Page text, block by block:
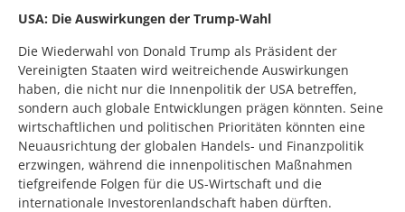
USA: Die Auswirkungen der Trump-Wahl
Die Wiederwahl von Donald Trump als Präsident der
Vereinigten Staaten wird weitreichende Auswirkungen
haben, die nicht nur die Innenpolitik der USA betreffen,
sondern auch globale Entwicklungen prägen könnten. Seine
wirtschaftlichen und politischen Prioritäten könnten eine
Neuausrichtung der globalen Handels- und Finanzpolitik
erzwingen, während die innenpolitischen Maßnahmen
tiefgreifende Folgen für die US-Wirtschaft und die
internationale Investorenlandschaft haben dürften.